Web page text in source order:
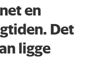
en
Det
ligge